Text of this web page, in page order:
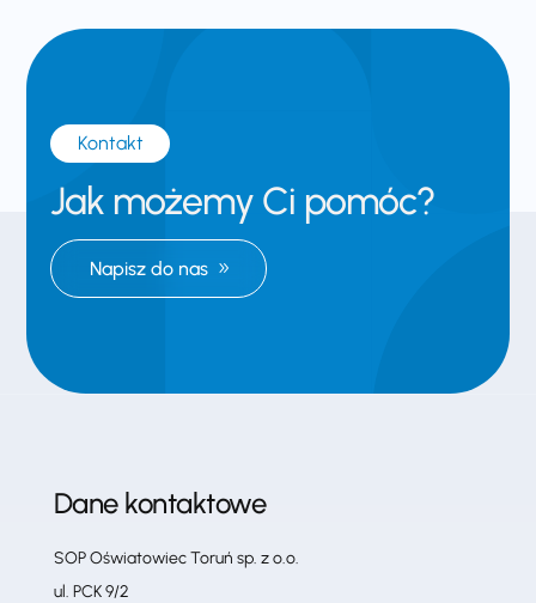
Kontakt
Jak możemy Ci pomóc?
Napisz do nas
Dane kontaktowe
SOP Oświatowiec Toruń sp. z o.o.
ul. PCK 9/2